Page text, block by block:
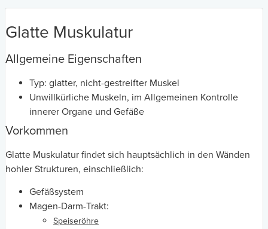
Glatte Muskulatur
Allgemeine Eigenschaften
Typ: glatter, nicht-gestreifter Muskel
Unwillkürliche Muskeln, im Allgemeinen Kontrolle
innerer Organe und Gefäße
Vorkommen
Glatte Muskulatur findet sich hauptsächlich in den Wänden
hohler Strukturen, einschließlich:
Gefäßsystem
Magen-Darm-Trakt:
Speiseröhre